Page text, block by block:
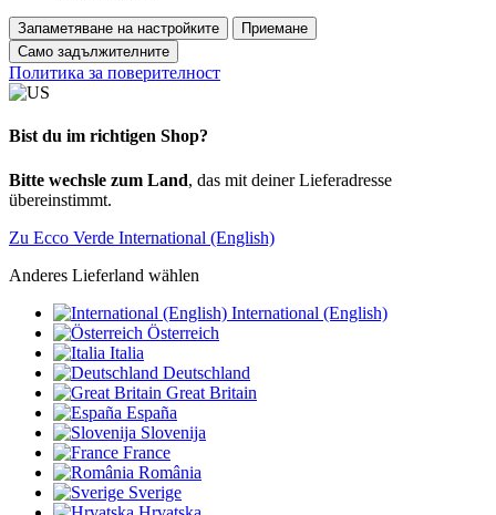
Запаметяване на настройките
Приемане
Само задължителните
Политика за поверителност
Bist du im richtigen Shop?
Bitte wechsle zum Land, das mit deiner Lieferadresse
übereinstimmt.
Zu Ecco Verde International (English)
Anderes Lieferland wählen
International (English)
Österreich
Italia
Deutschland
Great Britain
España
Slovenija
France
România
Sverige